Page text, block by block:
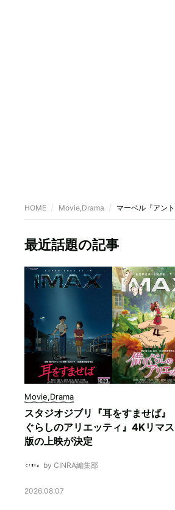
HOME Movie,Drama マーベル『アン
最近話題の記事
Movie,Drama
スタジオジブリ『耳をすませば』
ぐらしのアリエッティ』4Kリマ
版の上映が決定
by CINRA編集部
2026.08.07